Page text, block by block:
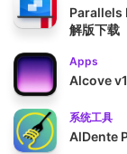
Parallels
解版下载
Apps
Alcove
系统工具
AlDente